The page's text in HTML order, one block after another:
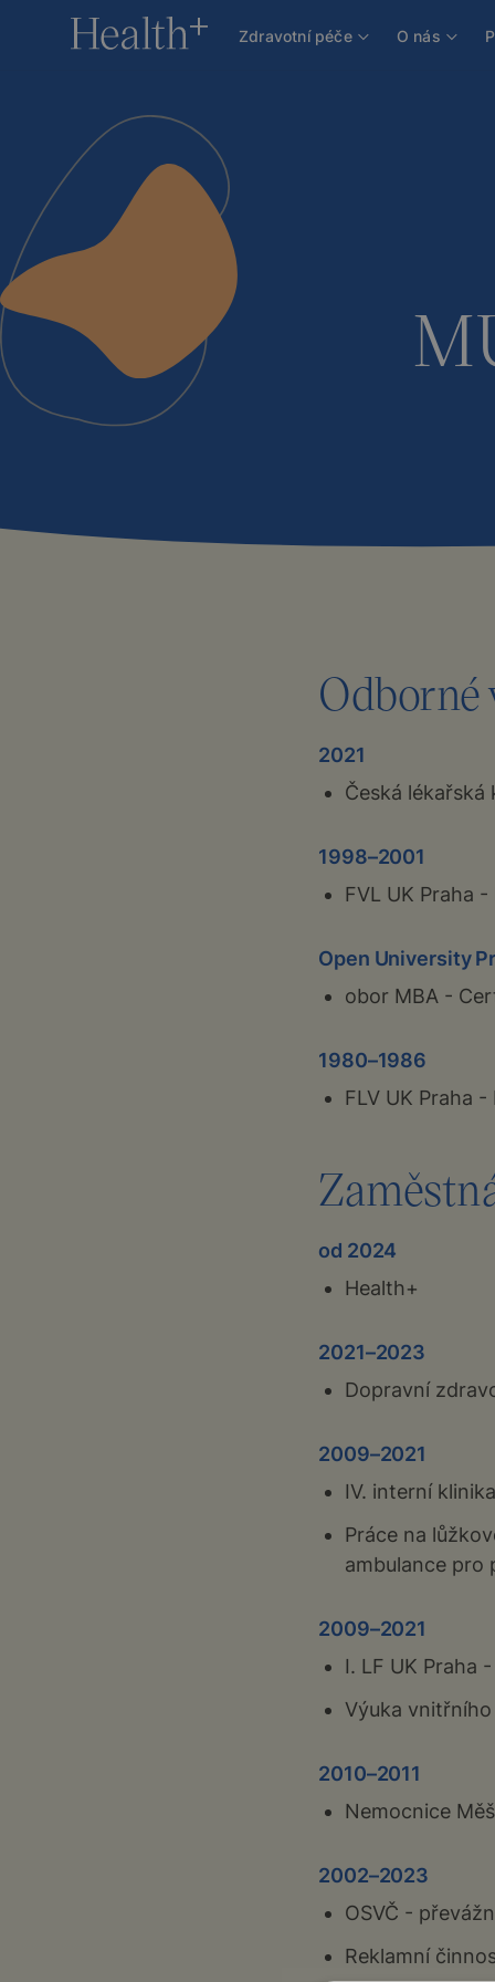
Zdravotní péče O nás
O nás Náš tým
Odborné
2021
Česká
1998–2001
FVL UK Praha
Open University
obor MBA -
1980–1986
FLV UK Praha
od 2024
Health+
2021–2023
Dopravní
2009–2021
IV. interní
Práce na
ambulance pro
2009–2021
I. LF UK Praha
Výuka
2010–2011
Nemocnice
2002–2023
OSVČ -
Reklamní